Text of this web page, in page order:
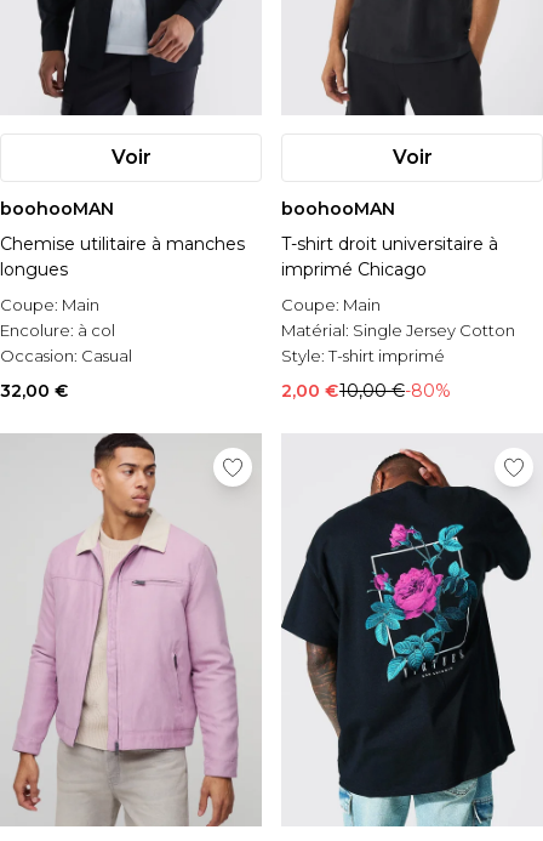
Voir
boohooMAN
Chemise utilitaire à manches
longues
Coupe: Main
Encolure: à col
Occasion: Casual
32,00 €
Voir
boohooMAN
T-shirt droit universitaire à
imprimé Chicago
Coupe: Main
Matérial: Single Jersey Cotton
Style:T-shirt imprimé
2,00 €10,00 €-80%